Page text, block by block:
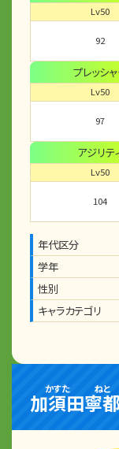
Lv50
92
プレッシ
Lv50
97
アジリテ
Lv50
104
年代区分
学年
性別
キャラカテゴリ
加須田
かすた
寧
ねと